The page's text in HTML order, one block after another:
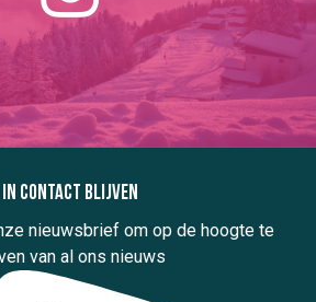
In contact blijven
nieuwsbrief om op de hoogte te
van al ons nieuws